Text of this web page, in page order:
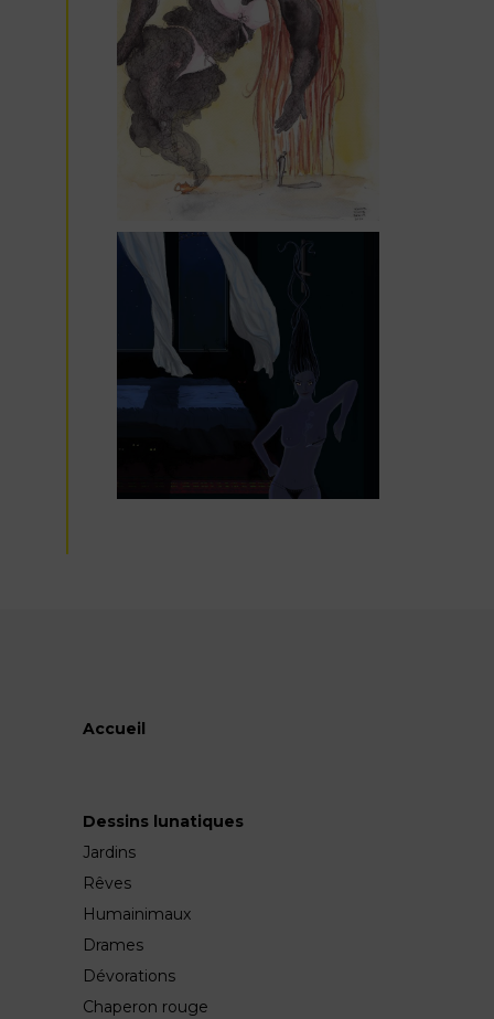
Accueil
Dessins lunatiques
Jardins
Rêves
Humainimaux
Drames
Dévorations
Chaperon rouge